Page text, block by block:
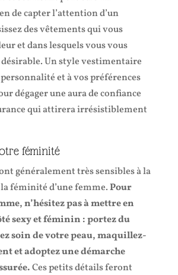
de capter l’attention d’un
des vêtements qui vous
et dans lesquels vous vous
Un style vestimentaire
et à vos préférences
dégager une aura de confiance
qui attirera irrésistiblement
féminité
généralement très sensibles à la
féminité d’une femme.Pour
n’hésitez pas à mettre en
sexy et féminin : portez du
soin de votre peau, maquillez-
et adoptez une démarche
Ces petits détails feront